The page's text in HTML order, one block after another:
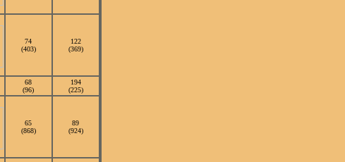
74
(403)
122
(369)
68
(96)
194
(225)
65
(868)
89
(924)